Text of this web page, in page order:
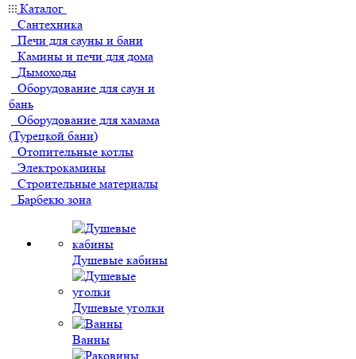
Каталог
Сантехника
Печи для сауны и бани
Камины и печи для дома
Дымоходы
Оборудование для саун и
бань
Оборудование для хамама
(Турецкой бани)
Отопительные котлы
Электрокамины
Строительные материалы
Барбекю зона
Душевые кабины
Душевые уголки
Ванны